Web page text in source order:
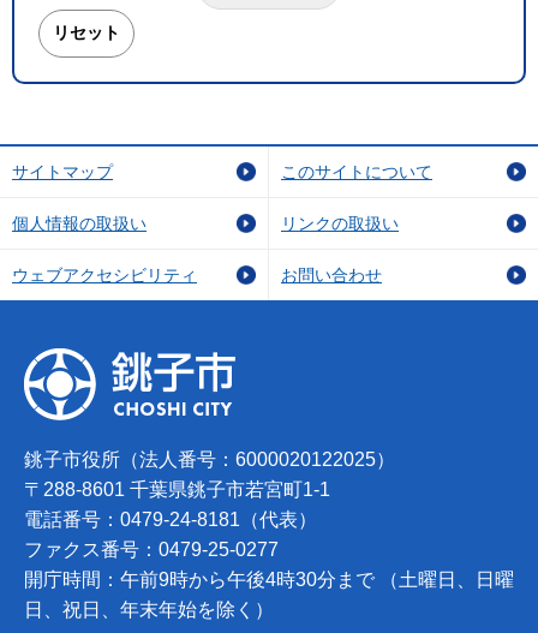
サイトマップ このサイトについて
個人情報の取扱い リンクの取扱い
ウェブアクセシビリティ お問い合わせ
銚子市役所（法人番号：6000020122025）
〒288-8601 千葉県銚子市若宮町1-1
電話番号：0479-24-8181（代表）
ファクス番号：0479-25-0277
開庁時間：午前9時から午後4時30分まで （土曜日、日曜
日、祝日、年末年始を除く）